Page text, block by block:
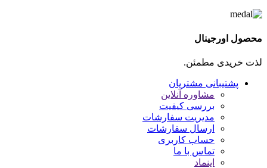
محصول اورجینال
لذت خریدی مطمئن.
پشتیبانی مشتریان
مشاوره آنلاین
بررسی کیفیت
مدیریت سفارشات
ارسال سفارشات
حساب کاربری
تماس با ما
اینماد